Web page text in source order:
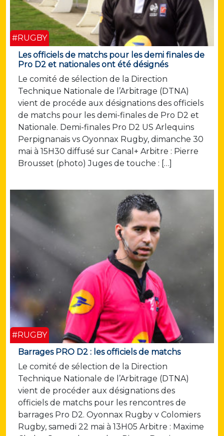
#RUGBY
Les officiels de matchs pour les demi finales de
Pro D2 et nationales ont été désignés
Le comité de sélection de la Direction
Technique Nationale de l’Arbitrage (DTNA)
vient de procéde aux désignations des officiels
de matchs pour les demi-finales de Pro D2 et
Nationale. Demi-finales Pro D2 US Arlequins
Perpignanais vs Oyonnax Rugby, dimanche 30
mai à 15H30 diffusé sur Canal+ Arbitre : Pierre
Brousset (photo) Juges de touche : […]
#RUGBY
Barrages PRO D2 : les officiels de matchs
Le comité de sélection de la Direction
Technique Nationale de l’Arbitrage (DTNA)
vient de procéder aux désignations des
officiels de matchs pour les rencontres de
barrages Pro D2. Oyonnax Rugby v Colomiers
Rugby, samedi 22 mai à 13H05 Arbitre : Maxime